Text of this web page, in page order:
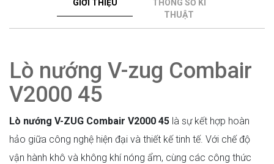
GIỚI THIỆU
THÔNG SỐ KĨ
THUẬT
Lò nướng V-zug Combair
V2000 45
Lò nướng V-ZUG Combair V2000 45 là sự kết hợp hoàn
hảo giữa công nghệ hiện đại và thiết kế tinh tế. Với chế độ
vận hành khô và không khí nóng ẩm, cùng các công thức